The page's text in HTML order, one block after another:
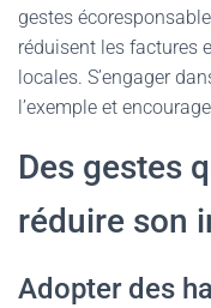
gestes
réduisent les factures
locales. S’engager
l’exemple et
Des gestes
réduire son
Adopter des